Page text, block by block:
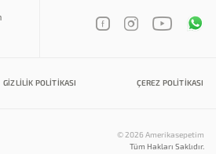
GIZLILIK POLITIKASI ÇEREZ POLITIKASI
© 2026 Amerikasepetim
Tüm Hakları Saklıdır.